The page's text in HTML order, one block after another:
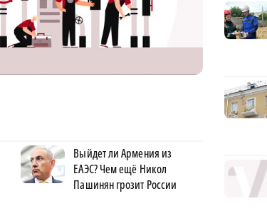
Выйдет ли Армения из
ЕАЭС? Чем ещё Никол
Пашинян грозит России